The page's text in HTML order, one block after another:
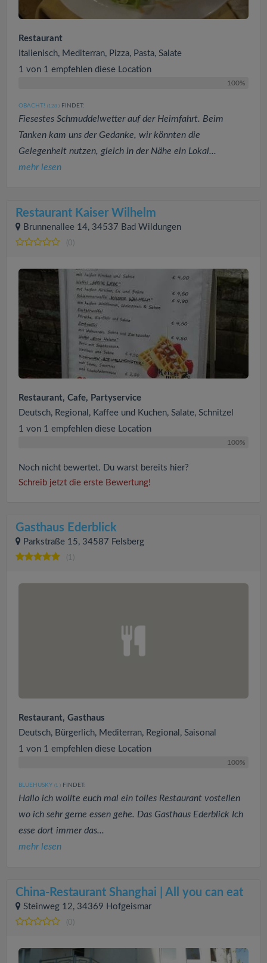
Restaurant
Italienisch, Mediterran, Pizza, Pasta, Salate
1 von 1 empfehlen diese Location
100%
OBACHT! (128 ) FINDET:
Fiesestes Schmuddelwetter auf der Heimfahrt. Beim
Tanken kam uns der Gedanke, wir könnten die
Gelegenheit nutzen, gleich in der Nähe ein Lokal...
mehr lesen
Restaurant Kaiser Wilhelm
Brunnenallee 14, 34537 Bad Wildungen
(0)
Restaurant, Cafe, Partyservice
Deutsch, Regional, Kaffee und Kuchen, Salate, Schnitzel
1 von 1 empfehlen diese Location
100%
Noch nicht bewertet. Du warst bereits hier?
Schreib jetzt die erste Bewertung!
Gasthaus Ederblick
Parkstraße 15, 34587 Felsberg
(1)
Restaurant, Gasthaus
Deutsch, Bürgerlich, Mediterran, Regional, Saisonal
1 von 1 empfehlen diese Location
100%
BLUEHUSKY (1 ) FINDET:
Hallo ich wollte euch mal ein tolles Restaurant vostellen
wo ich sehr gerne essen gehe. Das Gasthaus Ederblick Ich
esse dort immer das...
mehr lesen
China-Restaurant Shanghai | All you can eat
Steinweg 12, 34369 Hofgeismar
(0)